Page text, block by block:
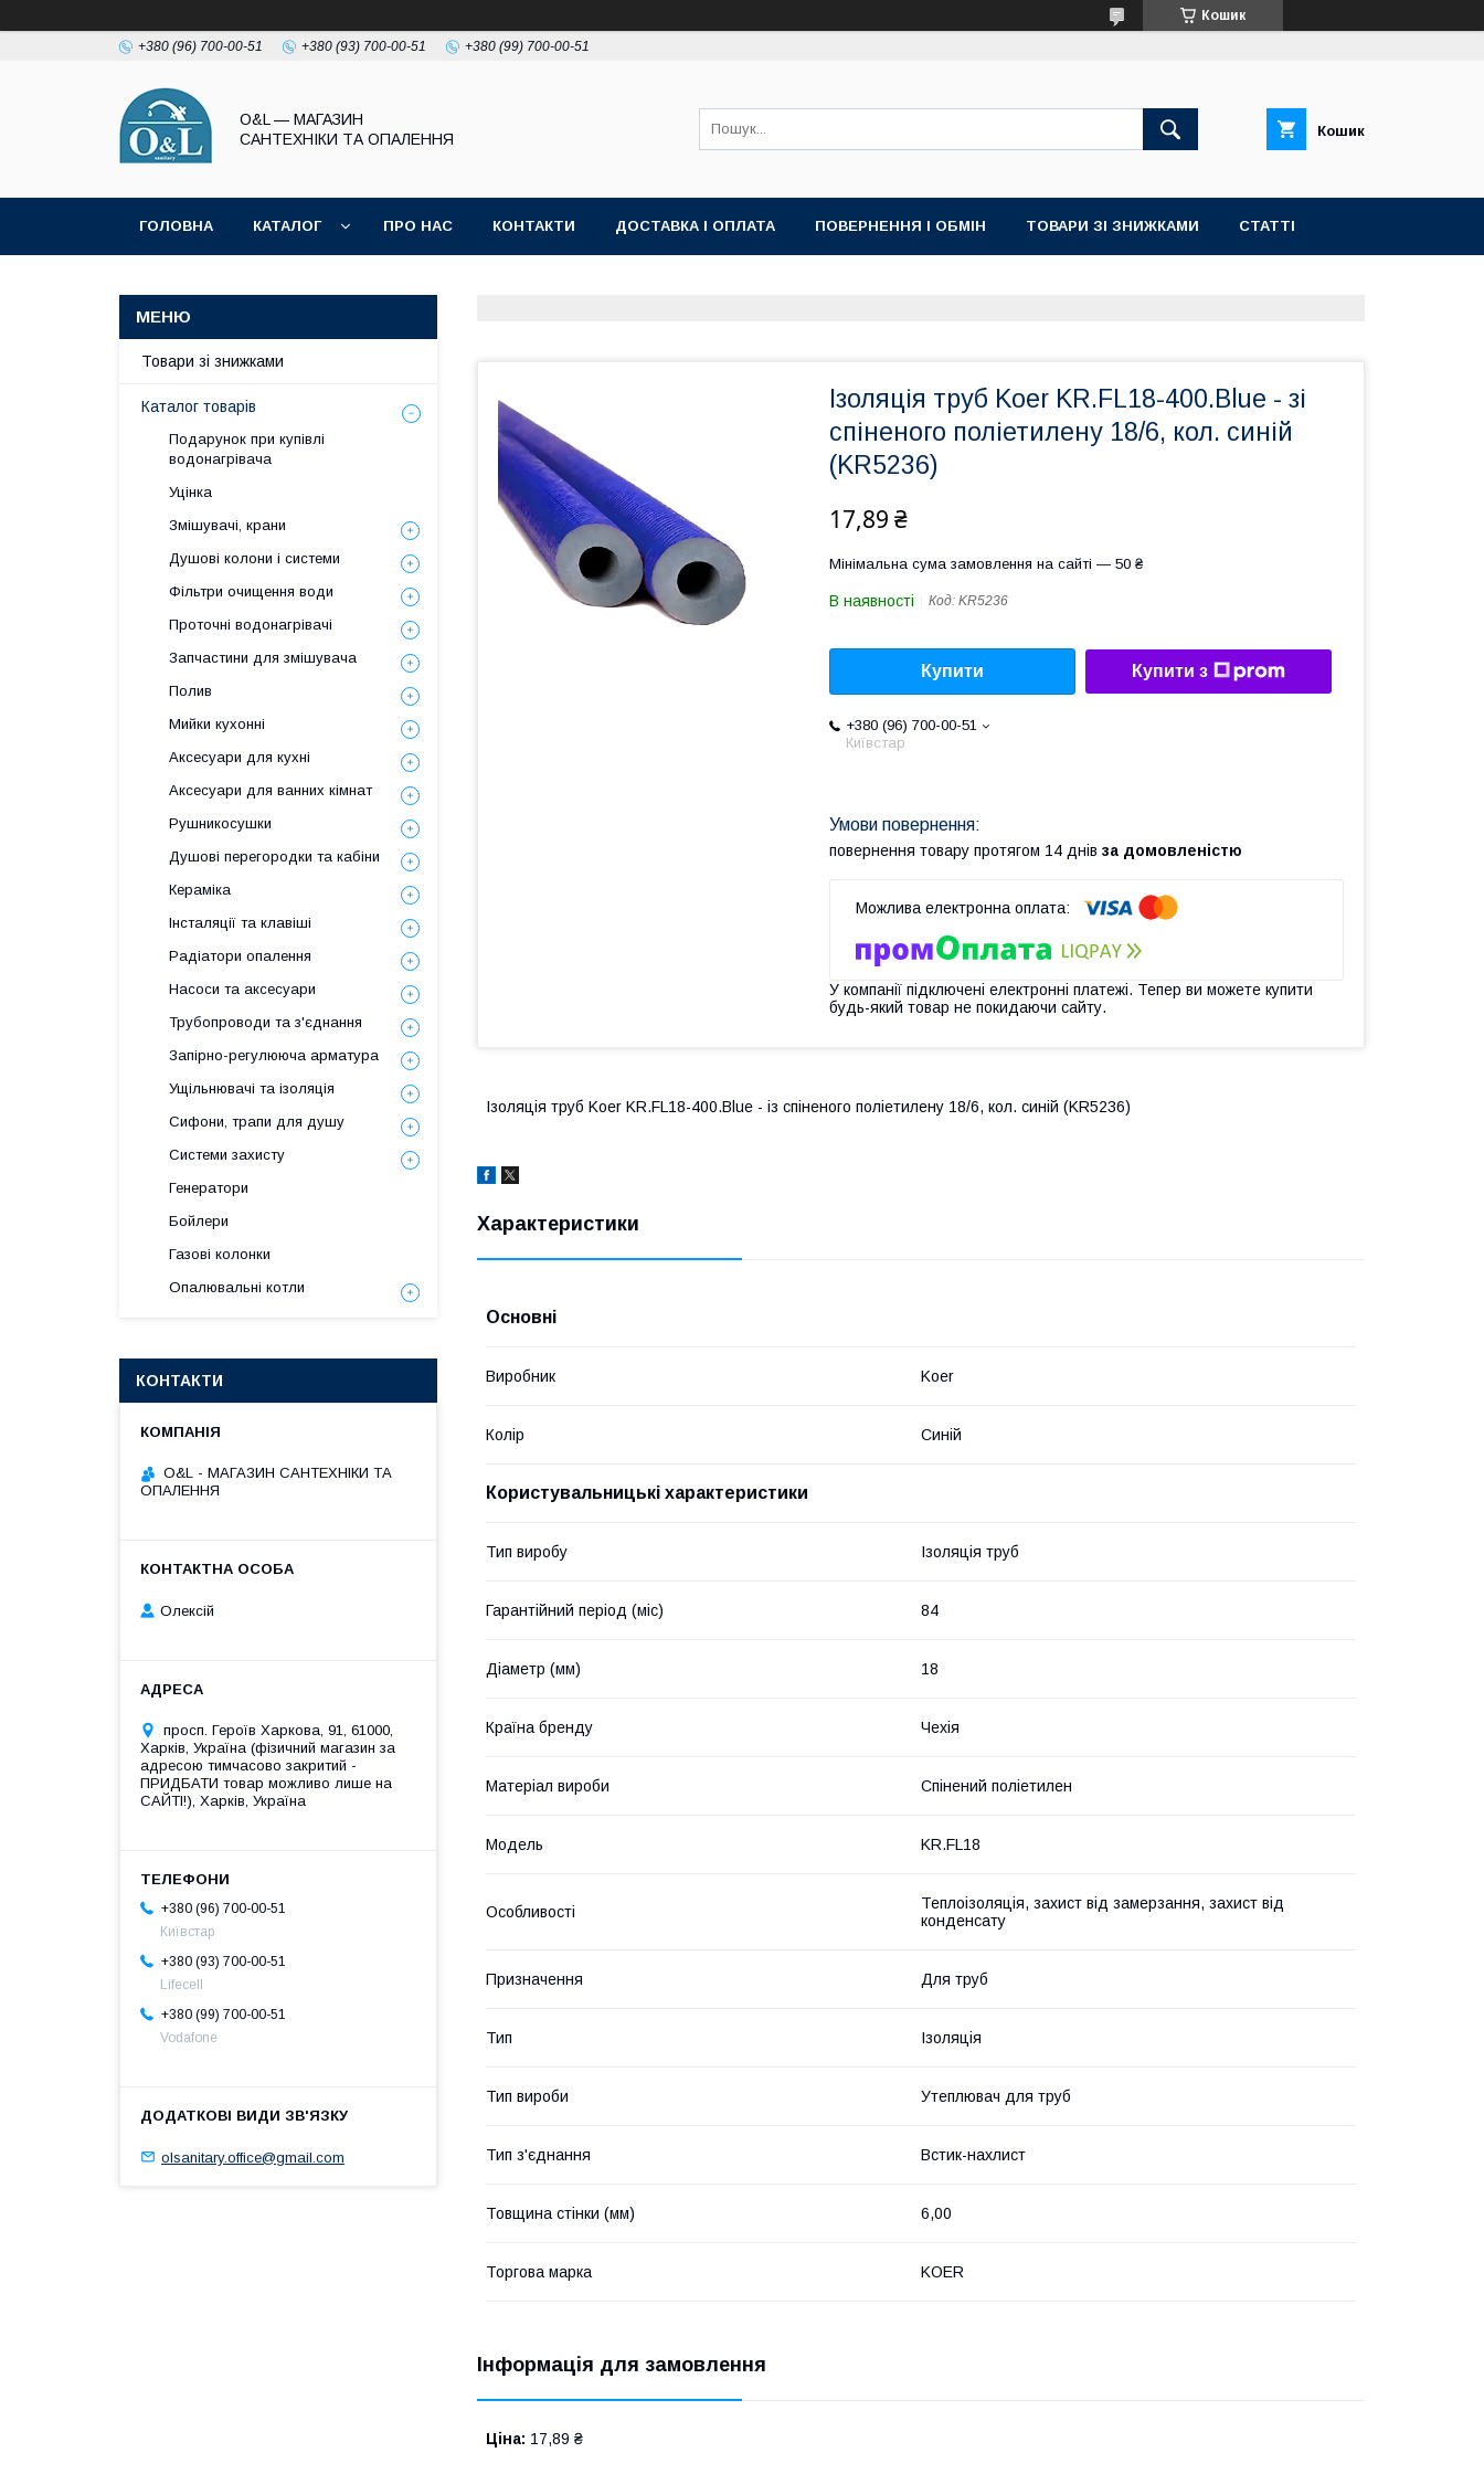
Кошик
+380 (96) 700-00-51 +380 (93) 700-00-51 +380 (99) 700-00-51
O&L — МАГАЗИН
САНТЕХНІКИ ТА ОПАЛЕННЯ
Кошик
ГОЛОВНА КАТАЛОГ ПРО НАС КОНТАКТИ ДОСТАВКА І ОПЛАТА ПОВЕРНЕННЯ І ОБМІН ТОВАРИ ЗІ ЗНИЖКАМИ СТАТТІ
Ізоляція труб Koer KR.FL18-400.Blue - зі
спіненого поліетилену 18/6, кол. синій
(KR5236)
17,89 ₴
Мінімальна сума замовлення на сайті — 50 ₴
В наявності Код: KR5236
Купити Купити з
+380 (96) 700-00-51
Київстар
повернення товару протягом 14 днів за домовленістю
У компанії підключені електронні платежі. Тепер ви можете купити
будь-який товар не покидаючи сайту.
Ізоляція труб Koer KR.FL18-400.Blue - із спіненого поліетилену 18/6, кол. синій (KR5236)
Характеристики
Основні
Виробник Koer
Колір Синій
Користувальницькі характеристики
Тип виробу Ізоляція труб
Гарантійний період (міс) 84
Діаметр (мм) 18
Країна бренду Чехія
Матеріал вироби Спінений поліетилен
Мoдель KR.FL18
Особливості
Теплоізоляція, захист від замерзання, захист від
конденсату
Призначення Для труб
Тип Ізоляція
Тип вироби Утеплювач для труб
Тип з'єднання Встик-нахлист
Товщина стінки (мм) 6,00
Торгова марка KOER
Інформація для замовлення
Ціна: 17,89 ₴
Товари зі знижками
Каталог товарів
Подарунок при купівлі
водонагрівача
Уцінка
Змішувачі, крани
Душові колони і системи
Фільтри очищення води
Проточні водонагрівачі
Запчастини для змішувача
Полив
Мийки кухонні
Аксесуари для кухні
Аксесуари для ванних кімнат
Рушникосушки
Душові перегородки та кабіни
Кераміка
Інсталяції та клавіші
Радіатори опалення
Насоси та аксесуари
Трубопроводи та з'єднання
Запірно-регулююча арматура
Ущільнювачі та ізоляція
Сифони, трапи для душу
Системи захисту
Генератори
Бойлери
Газові колонки
Опалювальні котли
КОНТАКТИ
O&L - МАГАЗИН САНТЕХНІКИ ТА
ОПАЛЕННЯ
Олексій
просп. Героїв Харкова, 91, 61000,
Харків, Україна (фізичний магазин за
адресою тимчасово закритий -
ПРИДБАТИ товар можливо лише на
САЙТІ!), Харків, Україна
+380 (96) 700-00-51
Київстар
+380 (93) 700-00-51
Lifecell
+380 (99) 700-00-51
Vodafone
olsanitary.office@gmail.com